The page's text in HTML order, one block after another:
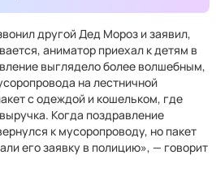
другой Дед Мороз и заявил,
аниматор приехал к детям в
выглядело более волшебным,
на лестничной
с одеждой и кошельком, где
Когда поздравление
к мусоропроводу, но пакет
его заявку в полицию», — говорит